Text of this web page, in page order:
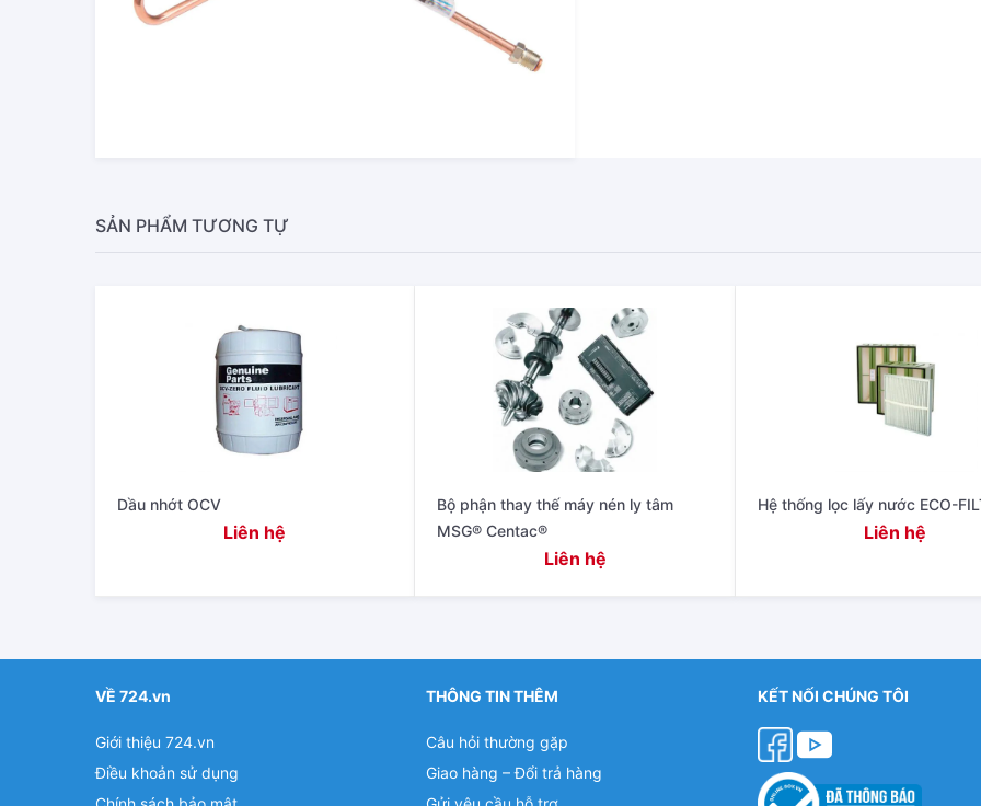
SẢN PHẨM TƯƠNG TỰ
Dầu nhớt OCV
Liên hệ
Bộ phận thay thế máy nén ly tâm
MSG® Centac®
Liên hệ
Hệ thống lọc lấy nước ECO-
Liên hệ
VỀ 724.vn
Giới thiệu 724.vn
Điều khoản sử dụng
THÔNG TIN THÊM
Câu hỏi thường gặp
Giao hàng – Đổi trả hàng
KẾT NỐI CHÚNG TÔI